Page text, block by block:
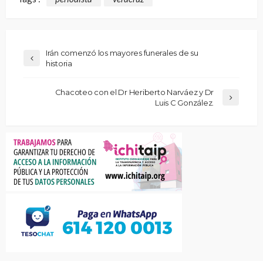
Irán comenzó los mayores funerales de su
historia
Chacoteo con el Dr Heriberto Narváez y Dr
Luis C González.